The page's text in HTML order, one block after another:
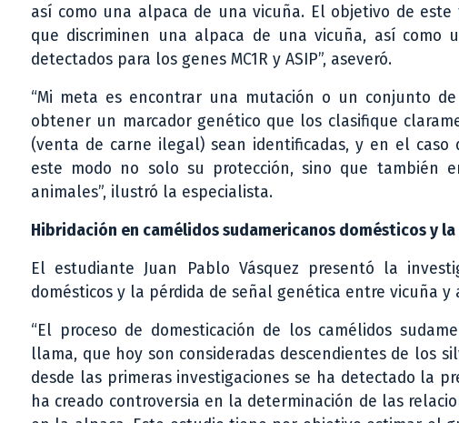
así como una alpaca de una vicuña. El objetivo de
que discriminen una alpaca de una vicuña, así como
detectados para los genes MC1R y ASIP”, aseveró.
“Mi meta es encontrar una mutación o un conjunto
obtener un marcador genético que los clasifique
(venta de carne ilegal) sean identificadas, y en el
este modo no solo su protección, sino que también
animales”, ilustró la especialista.
Hibridación en camélidos sudamericanos domésticos y
El estudiante Juan Pablo Vásquez presentó la
domésticos y la pérdida de señal genética entre vicuña y
“El proceso de domesticación de los camélidos
llama, que hoy son consideradas descendientes de los
desde las primeras investigaciones se ha detectado la
ha creado controversia en la determinación de las